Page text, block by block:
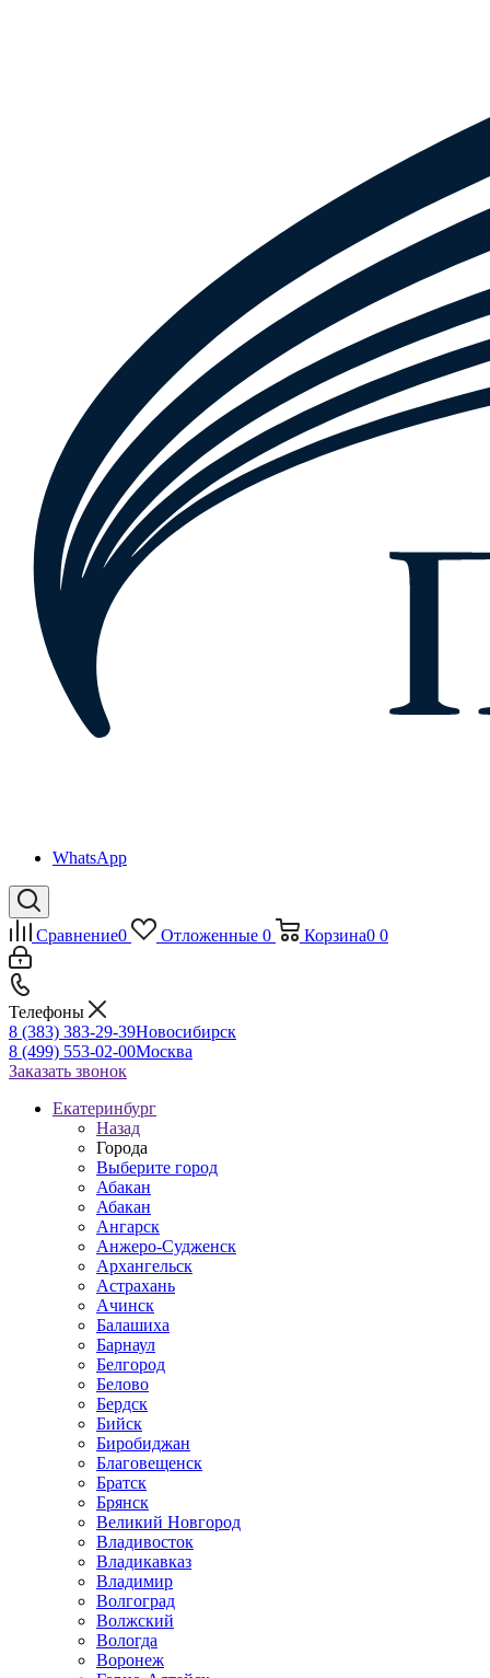
WhatsApp
Сравнение0 Отложенные 0 Корзина0 0
Телефоны
8 (383) 383-29-39Новосибирск
8 (499) 553-02-00Москва
Заказать звонок
Екатеринбург
Назад
Города
Выберите город
Абакан
Абакан
Ангарск
Анжеро-Судженск
Архангельск
Астрахань
Ачинск
Балашиха
Барнаул
Белгород
Белово
Бердск
Бийск
Биробиджан
Благовещенск
Братск
Брянск
Великий Новгород
Владивосток
Владикавказ
Владимир
Волгоград
Волжский
Вологда
Воронеж